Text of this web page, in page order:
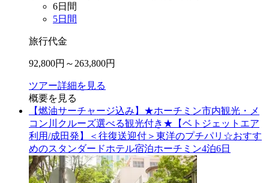
6日間
5日間
旅行代金
92,800円～ 263,800円
ツアー詳細を見る
概要を見る
【燃油サーチャージ込み】★ホーチミン市内観光・メ
コン川クルーズ選べる観光付き★【ベトジェットエア
利用/成田発】＜往復送迎付＞東洋のプチパリ☆おすす
めのスタンダードホテル宿泊ホーチミン4泊6日